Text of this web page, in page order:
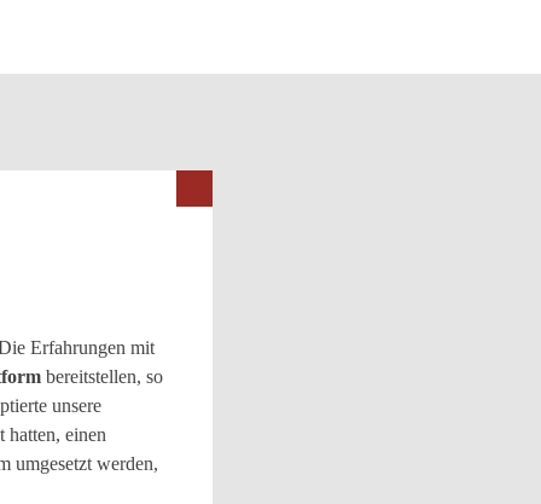
Erfahrungen mit
bereitstellen, so
unsere
hatten, einen
umgesetzt werden,